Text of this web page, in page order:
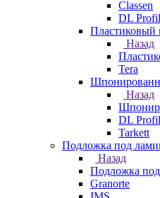
Classen
DL
Пластиковый
Назад
Tera
Назад
DL
Tarkett
Подложка под
Назад
Подложка
Granorte